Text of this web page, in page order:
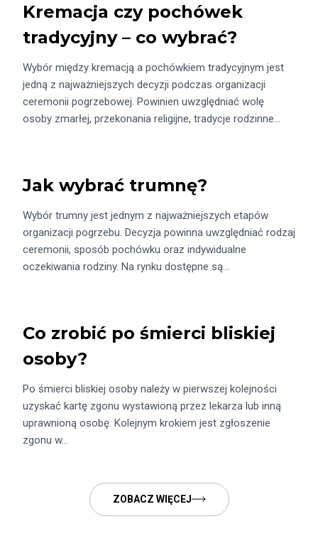
Kremacja czy pochówek
tradycyjny – co wybrać?
Wybór między kremacją a pochówkiem tradycyjnym jest
jedną z najważniejszych decyzji podczas organizacji
ceremonii pogrzebowej. Powinien uwzględniać wolę
osoby zmarłej, przekonania religijne, tradycje rodzinne…
Jak wybrać trumnę?
Wybór trumny jest jednym z najważniejszych etapów
organizacji pogrzebu. Decyzja powinna uwzględniać rodzaj
ceremonii, sposób pochówku oraz indywidualne
oczekiwania rodziny. Na rynku dostępne są…
Co zrobić po śmierci bliskiej
osoby?
Po śmierci bliskiej osoby należy w pierwszej kolejności
uzyskać kartę zgonu wystawioną przez lekarza lub inną
uprawnioną osobę. Kolejnym krokiem jest zgłoszenie
zgonu w…
ZOBACZ WIĘCEJ